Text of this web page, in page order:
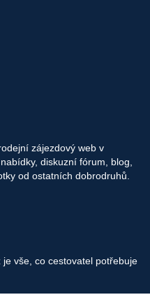
zájezdový web v
diskuzní fórum, blog,
od ostatních dobrodruhů.
vše, co cestovatel potřebuje